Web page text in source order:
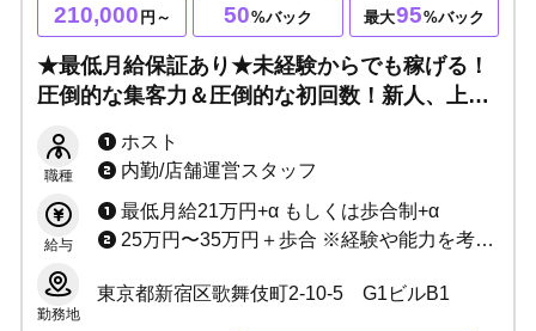
210,000 円～ 50%バック 最大95%バック
★最低月給保証あり★未経験からでも稼げる！
圧倒的な集客力＆圧倒的な初回数！新人、上京
職種
ホスト
内勤/店舗運営スタッフ
給与
最低月給21万円+α もしくは歩合制+α
25万円〜35万円＋歩合 ※経験や能力を考慮して決定致します
勤務地
東京都新宿区歌舞伎町2-10-5 G1ビルB1